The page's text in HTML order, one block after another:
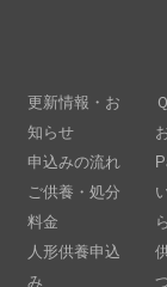
更新情報・お
知らせ
申込みの流れ
ご供養・処分
料金
人形供養申込
み